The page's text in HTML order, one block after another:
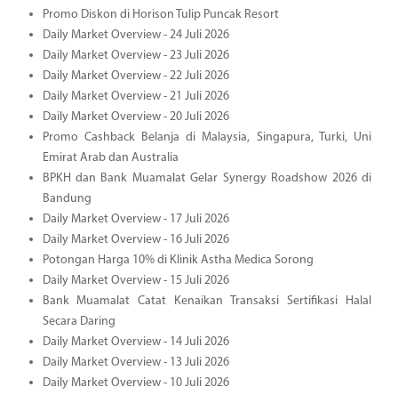
Promo Diskon di Horison Tulip Puncak Resort
Daily Market Overview - 24 Juli 2026
Daily Market Overview - 23 Juli 2026
Daily Market Overview - 22 Juli 2026
Daily Market Overview - 21 Juli 2026
Daily Market Overview - 20 Juli 2026
Promo Cashback Belanja di Malaysia, Singapura, Turki, Uni
Emirat Arab dan Australia
BPKH dan Bank Muamalat Gelar Synergy Roadshow 2026 di
Bandung
Daily Market Overview - 17 Juli 2026
Daily Market Overview - 16 Juli 2026
Potongan Harga 10% di Klinik Astha Medica Sorong
Daily Market Overview - 15 Juli 2026
Bank Muamalat Catat Kenaikan Transaksi Sertifikasi Halal
Secara Daring
Daily Market Overview - 14 Juli 2026
Daily Market Overview - 13 Juli 2026
Daily Market Overview - 10 Juli 2026